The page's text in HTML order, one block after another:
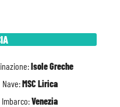
Isole Greche
Nave:MSC Lirica
Imbarco:Venezia